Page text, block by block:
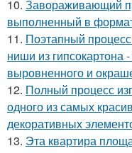
10. Завораживающий
выполненный в
11. Поэтапный
ниши из гипсокартона
выровненного и
12. Полный процесс
одного из самых
декоративных
13. Эта квартира